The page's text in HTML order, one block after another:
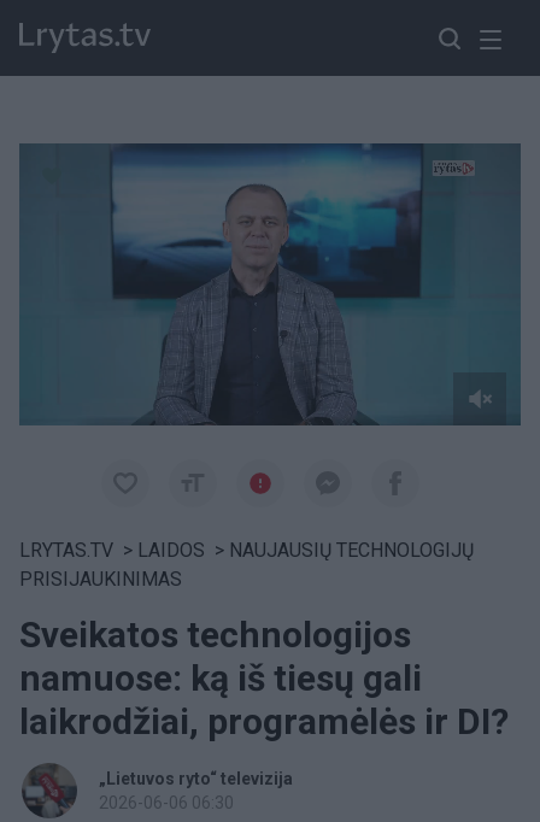
LRYTAS.TV > LAIDOS > NAUJAUSIŲ TECHNOLOGIJŲ
PRISIJAUKINIMAS
Sveikatos technologijos
namuose: ką iš tiesų gali
laikrodžiai, programėlės ir DI?
„Lietuvos ryto“ televizija
2026-06-06 06:30